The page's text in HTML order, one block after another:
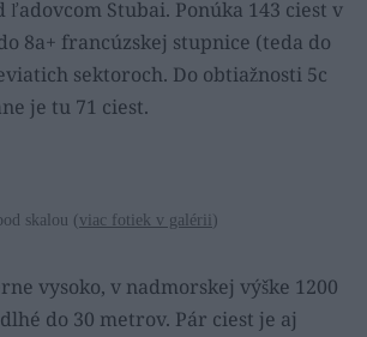
ľadovcom Stubai. Ponúka 143 ciest v
8a+ francúzskej stupnice (teda do
sektoroch. Do obtiažnosti 5c
je tu 71 ciest.
skalou (viac fotiek v galérii)
vysoko, v nadmorskej výške 1200
do 30 metrov. Pár ciest je aj